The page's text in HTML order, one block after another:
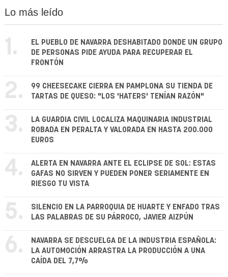
Lo más leído
1.
EL PUEBLO DE NAVARRA DESHABITADO DONDE UN GRUPO
DE PERSONAS PIDE AYUDA PARA RECUPERAR EL
FRONTÓN
2.
99 CHEESECAKE CIERRA EN PAMPLONA SU TIENDA DE
TARTAS DE QUESO: "LOS 'HATERS' TENÍAN RAZÓN"
3.
LA GUARDIA CIVIL LOCALIZA MAQUINARIA INDUSTRIAL
ROBADA EN PERALTA Y VALORADA EN HASTA 200.000
EUROS
4.
ALERTA EN NAVARRA ANTE EL ECLIPSE DE SOL: ESTAS
GAFAS NO SIRVEN Y PUEDEN PONER SERIAMENTE EN
RIESGO TU VISTA
5.
SILENCIO EN LA PARROQUIA DE HUARTE Y ENFADO TRAS
LAS PALABRAS DE SU PÁRROCO, JAVIER AIZPÚN
6.
NAVARRA SE DESCUELGA DE LA INDUSTRIA ESPAÑOLA:
LA AUTOMOCIÓN ARRASTRA LA PRODUCCIÓN A UNA
CAÍDA DEL 7,7%